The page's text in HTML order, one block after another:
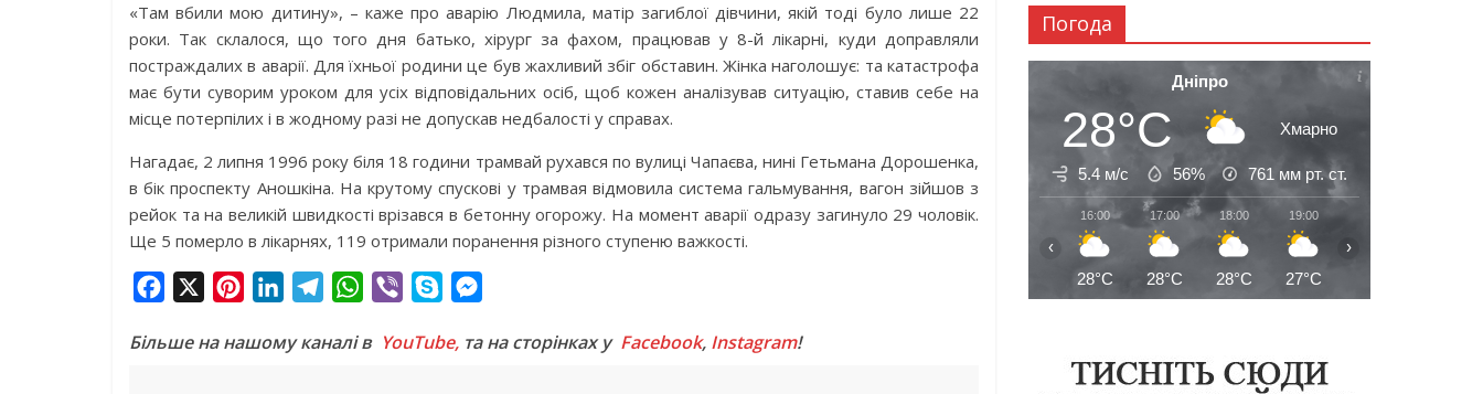
«Там вбили мою дитину», – каже про аварію Людмила, матір загиблої дівчини, якій тоді було лише 22
роки. Так склалося, що того дня батько, хірург за фахом, працював у 8-й лікарні, куди доправляли
постраждалих в аварії. Для їхньої родини це був жахливий збіг обставин. Жінка наголошує: та катастрофа
має бути суворим уроком для усіх відповідальних осіб, щоб кожен аналізував ситуацію, ставив себе на
місце потерпілих і в жодному разі не допускав недбалості у справах.
Нагадає, 2 липня 1996 року біля 18 години трамвай рухався по вулиці Чапаєва, нині Гетьмана Дорошенка,
в бік проспекту Аношкіна. На крутому спускові у трамвая відмовила система гальмування, вагон зійшов з
рейок та на великій швидкості врізався в бетонну огорожу. На момент аварії одразу загинуло 29 чоловік.
Ще 5 померло в лікарнях, 119 отримали поранення різного ступеню важкості.
c
n
n
l
W
a
b
y
s
Більше на нашому каналі в YouTube, та на сторінках у Facebook, Instagram!
Погода
Дніпро
28°C Хмарно
5.4 м/с 56% 761 мм рт. ст.
16:00
28°C
17:00
28°C
18:00
28°C
19:00
27°C
‹ ›